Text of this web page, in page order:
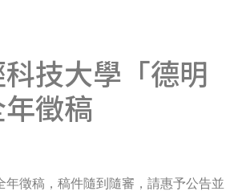
技大學「德明
徵稿
年徵稿，稿件隨到隨審，請惠予公告並